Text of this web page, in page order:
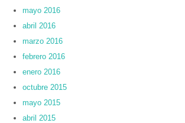
mayo 2016
abril 2016
marzo 2016
febrero 2016
enero 2016
octubre 2015
mayo 2015
abril 2015